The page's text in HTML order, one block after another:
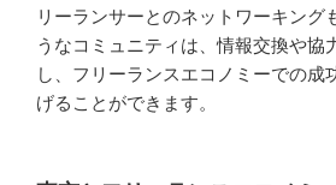
リーランサーとのネットワーキング
うなコミュニティは、情報交換や協
し、フリーランスエコノミーでの成
げることができます。